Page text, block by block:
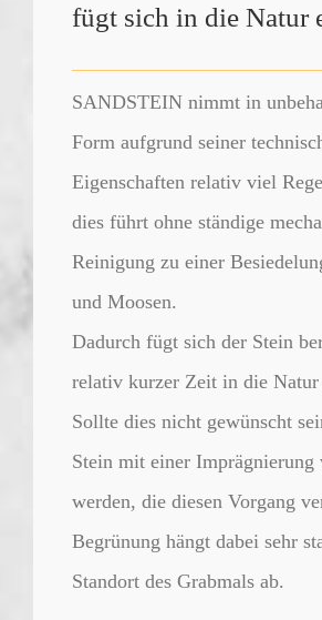
fügt sich in die Natur
SANDSTEIN nimmt in
Form aufgrund seiner
Eigenschaften relativ viel
dies führt ohne ständige
Reinigung zu einer
und Moosen.
Dadurch fügt sich der Stein
relativ kurzer Zeit in die Natur
Sollte dies nicht gewünscht
Stein mit einer Imprägnierung
werden, die diesen Vorgang
Begrünung hängt dabei sehr
Standort des Grabmals ab.